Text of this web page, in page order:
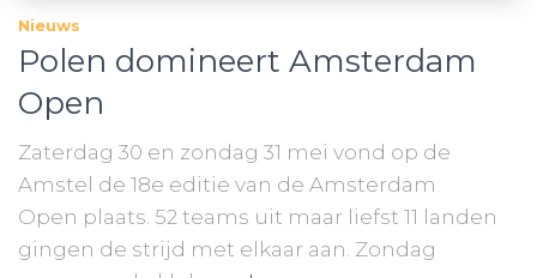
Nieuws
Polen domineert Amsterdam
Open
Zaterdag 30 en zondag 31 mei vond op de
Amstel de 18e editie van de Amsterdam
Open plaats. 52 teams uit maar liefst 11 landen
gingen de strijd met elkaar aan. Zondag